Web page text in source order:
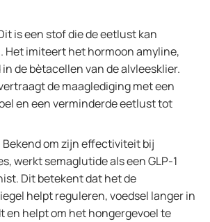
is een stof die de eetlust kan
Het imiteert het hormoon amyline,
de bètacellen van de alvleesklier.
de maaglediging met een
en een verminderde eetlust tot
Bekend om zijn effectiviteit bij
werkt semaglutide als een GLP-1
Dit betekent dat het de
helpt reguleren, voedsel langer in
en helpt om het hongergevoel te